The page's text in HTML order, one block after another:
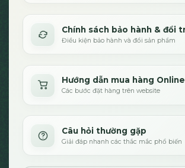
Chính sách bảo hành & đổi
Điều kiện bảo hành và đổi sản phẩm
Hướng dẫn mua hàng Online
Các bước đặt hàng trên website
Câu hỏi thường gặp
Giải đáp nhanh các thắc mắc phổ biến